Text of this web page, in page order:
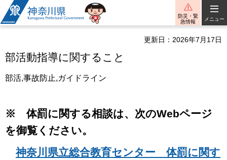
神奈川県
防災・緊
急情報
メニュー
更新日：2026年7月17日
部活動指導に関すること
部活,事故防止,ガイドライン
※ 体罰に関する相談は、次のWebページ
を御覧ください。
神奈川県立総合教育センター 体罰に関す